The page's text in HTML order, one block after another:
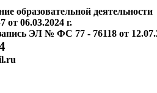
образовательной деятельности
от 06.03.2024 г.
ЭЛ № ФС 77 - 76118 от